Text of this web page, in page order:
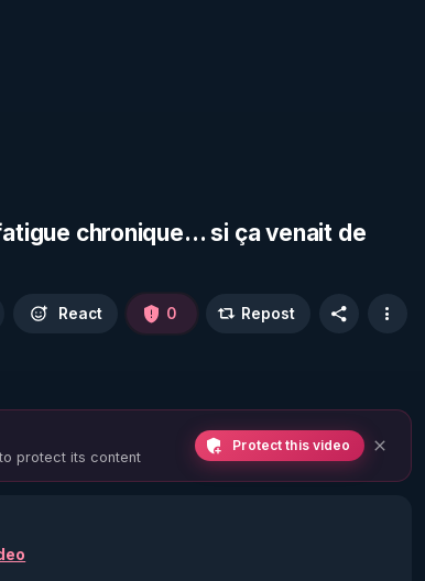
chronique… si ça venait de
React 0 Repost
protect its content
Protect this video